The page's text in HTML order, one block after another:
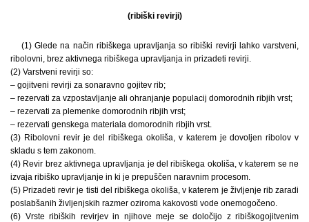
(ribiški revirji)
(1) Glede na način ribiškega upravljanja so ribiški revirji lahko varstveni,
ribolovni, brez aktivnega ribiškega upravljanja in prizadeti revirji.
(2) Varstveni revirji so:
– gojitveni revirji za sonaravno gojitev rib;
– rezervati za vzpostavljanje ali ohranjanje populacij domorodnih ribjih vrst;
– rezervati za plemenke domorodnih ribjih vrst;
– rezervati genskega materiala domorodnih ribjih vrst.
(3) Ribolovni revir je del ribiškega okoliša, v katerem je dovoljen ribolov v
skladu s tem zakonom.
(4) Revir brez aktivnega upravljanja je del ribiškega okoliša, v katerem se ne
izvaja ribiško upravljanje in ki je prepuščen naravnim procesom.
(5) Prizadeti revir je tisti del ribiškega okoliša, v katerem je življenje rib zaradi
poslabšanih življenjskih razmer oziroma kakovosti vode onemogočeno.
(6) Vrste ribiških revirjev in njihove meje se določijo z ribiškogojitvenim